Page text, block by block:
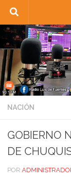
Saltar al
NACIÓN
GOBIERNO
DE
POR